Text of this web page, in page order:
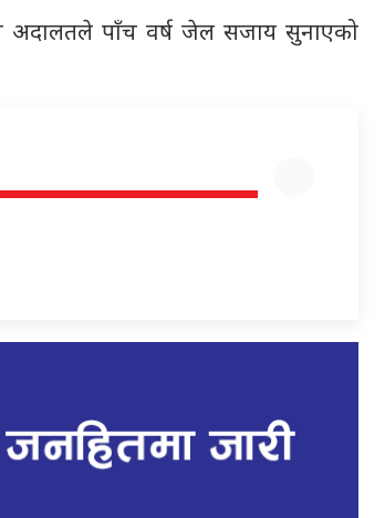
अदालतले पाँच वर्ष जेल सजाय सुनाएको